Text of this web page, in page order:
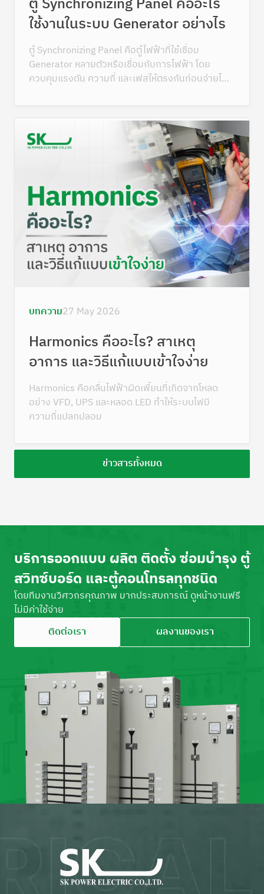
ใช้งานในระบบ Generator อย่างไร
ตู้ Synchronizing Panel คือตู้ไฟฟ้าที่ใช้เชื่อม
Generator หลายตัวหรือเชื่อมกับการไฟฟ้า โดย
ควบคุมแรงดัน ความถี่ และเฟสให้ตรงกันก่อนจ่ายไฟ
บทความ27 May 2026
Harmonics คืออะไร? สาเหตุ
อาการ และวิธีแก้แบบเข้าใจง่าย
Harmonics คือคลื่นไฟฟ้าผิดเพี้ยนที่เกิดจากโหลด
อย่าง VFD, UPS และหลอด LED ทำให้ระบบไฟมี
ความถี่แปลกปลอม
ข่าวสารทั้งหมด
บริการออกแบบ ผลิต ติดตั้ง ซ่อมบำรุง ตู้
สวิทซ์บอร์ด และตู้คอนโทรลทุกชนิด
โดยทีมงานวิศวกรคุณภาพ มากประสบการณ์ ดูหน้างานฟรี
ไม่มีค่าใช้จ่าย
ติดต่อเรา
ผลงานของเรา